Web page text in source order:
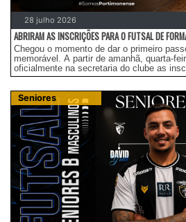
28 julho 2026
ABRIRAM AS INSCRIÇÕES PARA 0 FUTSAL DE
Chegou o momento de dar o primeiro
memorável. A partir de amanhã, quarta-
oficialmente na secretaria do clube as
escalões de formação de Futsal do
Seniores